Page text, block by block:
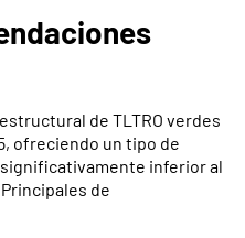
de TLTRO verdes
ofreciendo un tipo de
inferior al
de